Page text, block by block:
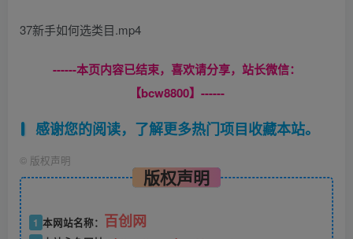
37新手如何选类目.mp4
------本页内容已结束，喜欢请分享，站长微信：
【bcw8800】------
感谢您的阅读，了解更多热门项目收藏本站。
© 版权声明
版权声明
1 本网站名称： 百创网